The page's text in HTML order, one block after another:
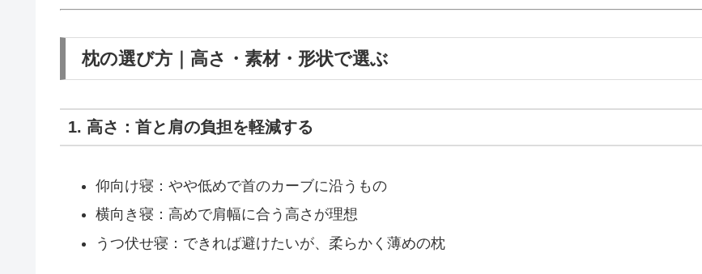
枕の選び方｜高さ・素材・形状で選ぶ
1. 高さ：首と肩の負担を軽減する
仰向け寝：やや低めで首のカーブに沿うもの
横向き寝：高めで肩幅に合う高さが理想
うつ伏せ寝：できれば避けたいが、柔らかく薄めの枕